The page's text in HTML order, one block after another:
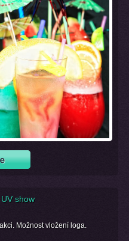
show
Možnost vložení loga.